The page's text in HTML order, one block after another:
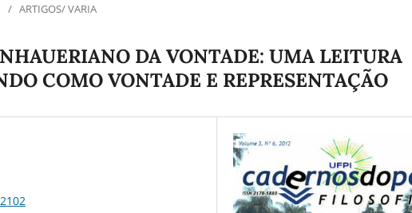
/ ARTIGOS/ VARIA
DA VONTADE: UMA LEITURA
COMO VONTADE E REPRESENTAÇÃO